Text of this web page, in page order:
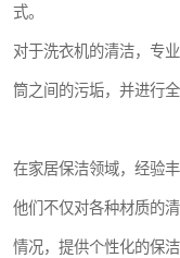
式。
对于洗衣机的清洁，专
筒之间的污垢，并进行
在家居保洁领域，经验
他们不仅对各种材质的
情况，提供个性化的保洁